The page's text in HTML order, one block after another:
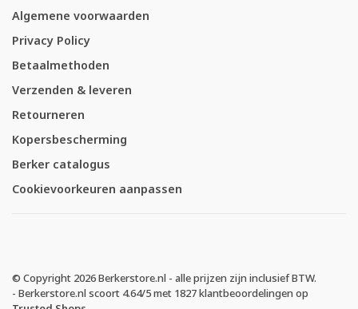
Algemene voorwaarden
Privacy Policy
Betaalmethoden
Verzenden & leveren
Retourneren
Kopersbescherming
Berker catalogus
Cookievoorkeuren aanpassen
© Copyright 2026 Berkerstore.nl - alle prijzen zijn inclusief BTW.
- Berkerstore.nl scoort 4.64/5met 1827klantbeoordelingen op